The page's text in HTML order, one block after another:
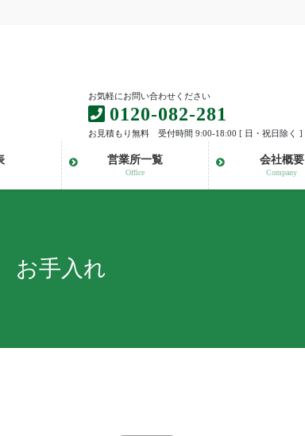
お気軽にお問い合わせください
0120-082-281
お見積もり無料 受付時間 9:00-18:00 [ 日・祝日除く ]
営業所一覧
Office
会社概要
Company
お手入れ